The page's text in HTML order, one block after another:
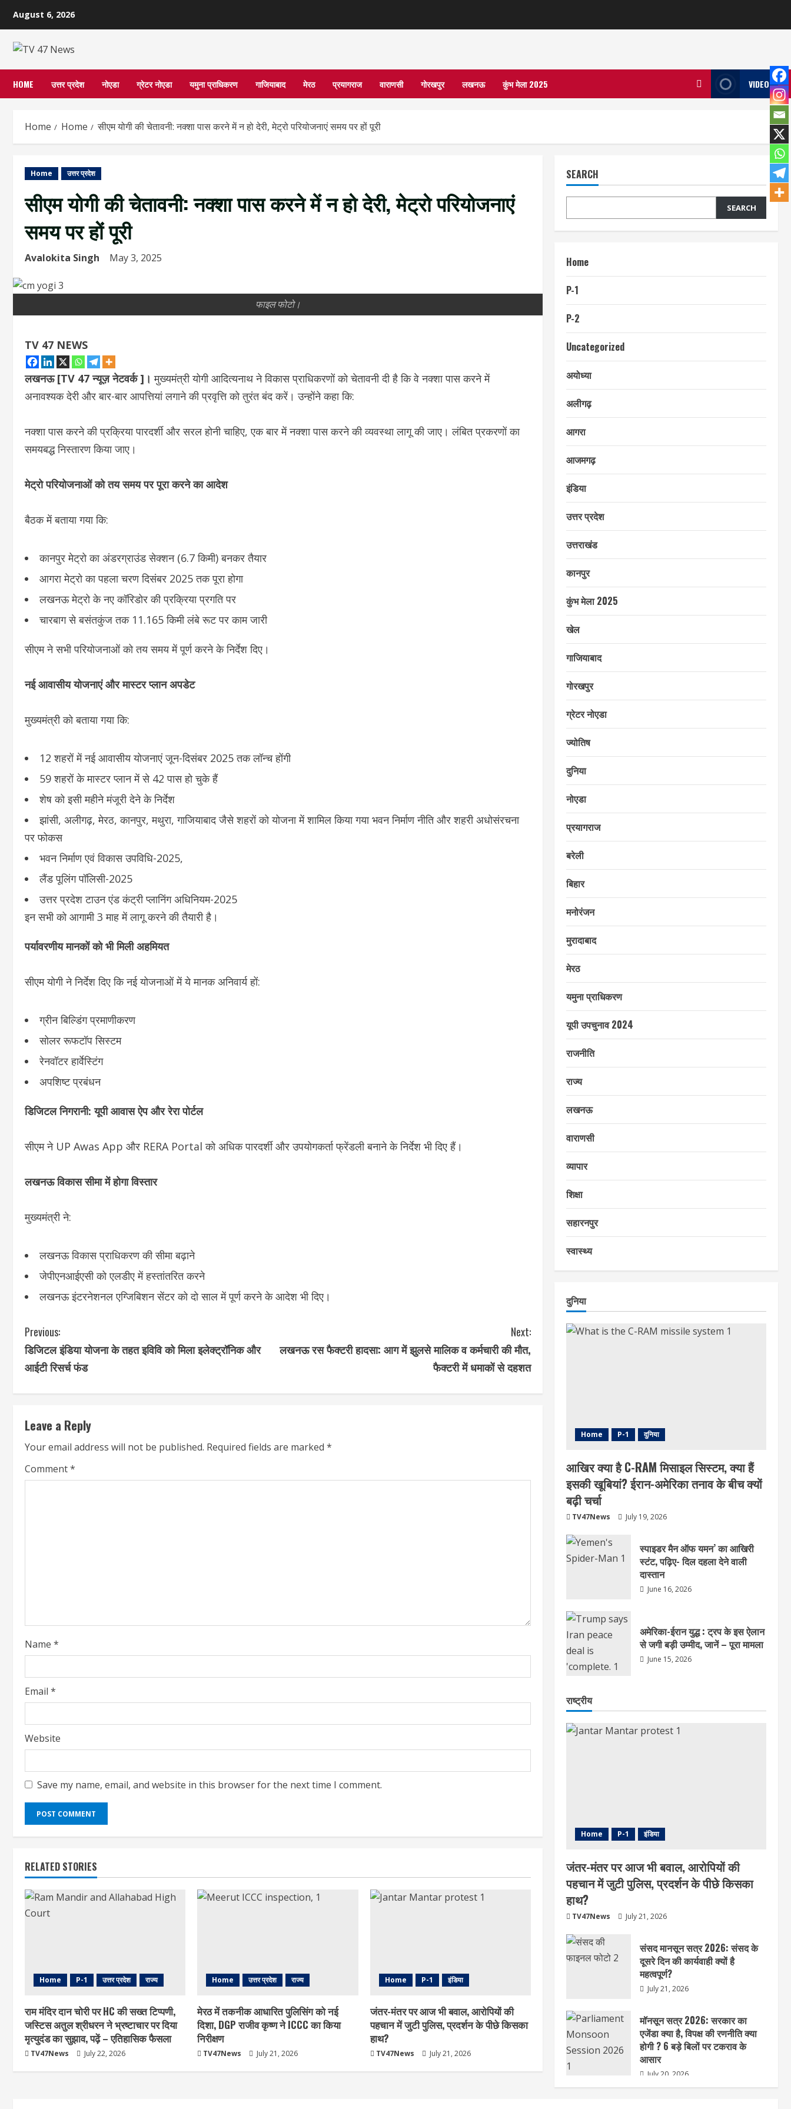
content
August 6, 2026
HOME उत्तर प्रदेश नोएडा ग्रेटर नोएडा यमुना प्राधिकरण गाजियाबाद मेरठ प्रयागराज वाराणसी गोरखपुर लखनऊ कुंभ मेला 2025 VIDEO
Home Home सीएम योगी की चेतावनी: नक्शा पास करने में न हो देरी, मेट्रो परियोजनाएं समय पर हों पूरी
Home उत्तर प्रदेश
सीएम योगी की चेतावनी: नक्शा पास करने में न हो देरी, मेट्रो परियोजनाएं
समय पर हों पूरी
Avalokita Singh May 3, 2025
फाइल फोटो।
TV 47 NEWS
लखनऊ [TV 47 न्यूज़ नेटवर्क ]।मुख्यमंत्री योगी आदित्यनाथ ने विकास प्राधिकरणों को चेतावनी दी है कि वे नक्शा पास करने में
अनावश्यक देरी और बार-बार आपत्तियां लगाने की प्रवृत्ति को तुरंत बंद करें। उन्होंने कहा कि:
नक्शा पास करने की प्रक्रिया पारदर्शी और सरल होनी चाहिए, एक बार में नक्शा पास करने की व्यवस्था लागू की जाए। लंबित प्रकरणों का
समयबद्ध निस्तारण किया जाए।
मेट्रो परियोजनाओं को तय समय पर पूरा करने का आदेश
बैठक में बताया गया कि:
कानपुर मेट्रो का अंडरग्राउंड सेक्शन (6.7 किमी) बनकर तैयार
आगरा मेट्रो का पहला चरण दिसंबर 2025 तक पूरा होगा
लखनऊ मेट्रो के नए कॉरिडोर की प्रक्रिया प्रगति पर
चारबाग से बसंतकुंज तक 11.165 किमी लंबे रूट पर काम जारी
सीएम ने सभी परियोजनाओं को तय समय में पूर्ण करने के निर्देश दिए।
नई आवासीय योजनाएं और मास्टर प्लान अपडेट
मुख्यमंत्री को बताया गया कि:
12 शहरों में नई आवासीय योजनाएं जून-दिसंबर 2025 तक लॉन्च होंगी
59 शहरों के मास्टर प्लान में से 42 पास हो चुके हैं
शेष को इसी महीने मंजूरी देने के निर्देश
झांसी, अलीगढ़, मेरठ, कानपुर, मथुरा, गाजियाबाद जैसे शहरों को योजना में शामिल किया गया भवन निर्माण नीति और शहरी अधोसंरचना
पर फोकस
भवन निर्माण एवं विकास उपविधि-2025,
लैंड पूलिंग पॉलिसी-2025
उत्तर प्रदेश टाउन एंड कंट्री प्लानिंग अधिनियम-2025
इन सभी को आगामी 3 माह में लागू करने की तैयारी है।
पर्यावरणीय मानकों को भी मिली अहमियत
सीएम योगी ने निर्देश दिए कि नई योजनाओं में ये मानक अनिवार्य हों:
ग्रीन बिल्डिंग प्रमाणीकरण
सोलर रूफटॉप सिस्टम
रेनवॉटर हार्वेस्टिंग
अपशिष्ट प्रबंधन
डिजिटल निगरानी: यूपी आवास ऐप और रेरा पोर्टल
सीएम ने UP Awas App और RERA Portal को अधिक पारदर्शी और उपयोगकर्ता फ्रेंडली बनाने के निर्देश भी दिए हैं।
लखनऊ विकास सीमा में होगा विस्तार
मुख्यमंत्री ने:
लखनऊ विकास प्राधिकरण की सीमा बढ़ाने
जेपीएनआईएसी को एलडीए में हस्तांतरित करने
लखनऊ इंटरनेशनल एग्जिबिशन सेंटर को दो साल में पूर्ण करने के आदेश भी दिए।
C
o
i
n
u
i
n
g
Previous:
डिजिटल इंडिया योजना के तहत इविवि को मिला इलेक्ट्रॉनिक और
आईटी रिसर्च फंड
Next:
लखनऊ रस फैक्टरी हादसा: आग में झुलसे मालिक व कर्मचारी की मौत,
फैक्टरी में धमाकों से दहशत
Leave a Reply
Your email address will not be published. Required fields are marked *
Comment*
Name *
Email *
Website
Save my name, email, and website in this browser for the next time I comment.
RELATED STORIES
Home P-1 उत्तर प्रदेश राज्य
राम मंदिर दान चोरी पर HC की सख्त टिप्पणी,
जस्टिस अतुल श्रीधरन ने भ्रष्टाचार पर द‍िया
मृत्युदंड का सुझाव, पढ़ें – एत‍िहास‍िक फैसला
TV47News July 22, 2026
Home उत्तर प्रदेश राज्य
मेरठ में तकनीक आधारित पुलिसिंग को नई
दिशा, DGP राजीव कृष्ण ने ICCC का किया
निरीक्षण
TV47News July 21, 2026
Home P-1 इंडिया
जंतर-मंतर पर आज भी बवाल, आरोपियों की
पहचान में जुटी पुलिस, प्रदर्शन के पीछे किसका
हाथ?
TV47News July 21, 2026
SEARCH
SEARCH
Home
P-1
P-2
Uncategorized
अयोध्या
अलीगढ़
आगरा
आजमगढ़
इंडिया
उत्तर प्रदेश
उत्तराखंड
कानपुर
कुंभ मेला 2025
खेल
गाजियाबाद
गोरखपुर
ग्रेटर नोएडा
ज्योतिष
दुनिया
नोएडा
प्रयागराज
बरेली
बिहार
मनोरंजन
मुरादाबाद
मेरठ
यमुना प्राधिकरण
यूपी उपचुनाव 2024
राजनीति
राज्य
लखनऊ
वाराणसी
व्यापार
शिक्षा
सहारनपुर
स्वास्थ्य
दुनिया
Home P-1 दुनिया
आखिर क्या है C-RAM मिसाइल सिस्टम, क्या हैं
इसकी खूबियां? ईरान-अमेरिका तनाव के बीच क्यों
बढ़ी चर्चा
TV47News July 19, 2026
स्पाइडर मैन ऑफ यमन’ का आखिरी
स्टंट, पढ़िए- दिल दहला देने वाली
दास्तान
June 16, 2026
अमेरिका-ईरान युद्ध : ट्रप के इस ऐलान
से जगी बड़ी उम्मीद, जानें – पूरा मामला
June 15, 2026
राष्ट्रीय
Home P-1 इंडिया
जंतर-मंतर पर आज भी बवाल, आरोपियों की
पहचान में जुटी पुलिस, प्रदर्शन के पीछे किसका
हाथ?
TV47News July 21, 2026
संसद मानसून सत्र 2026: संसद के
दूसरे दिन की कार्यवाही क्यों है
महत्वपूर्ण?
July 21, 2026
मॉनसून सत्र 2026: सरकार का
एजेंडा क्या है, विपक्ष की रणनीति क्या
होगी ? 6 बड़े बिलों पर टकराव के
आसार
July 20, 2026